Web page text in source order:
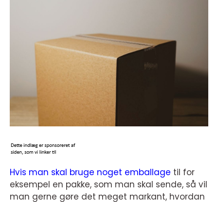
Hvis man skal bruge noget emballage til for
eksempel en pakke, som man skal sende, så vil
man gerne gøre det meget markant, hvordan